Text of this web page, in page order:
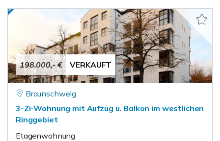
198.000,- € VERKAUFT
Braunschweig
3-Zi-Wohnung mit Aufzug u. Balkon im westlichen
Ringgebiet
Etagenwohnung